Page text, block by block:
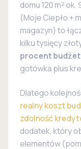
domu 120 m²
(Moje Ciepło +
magazyn) to
kilku tysięcy
procent
gotówka plus
Dlatego
realny koszt
zdolność
dodatek, który
elementów